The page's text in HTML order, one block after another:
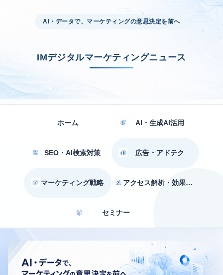
AI・データで、マーケティングの意思決定を前へ
IMデジタルマーケティングニュース
ホーム AI・生成AI活用
SEO・AI検索対策 広告・アドテク
マーケティング戦略 アクセス解析・効果測定
セミナー